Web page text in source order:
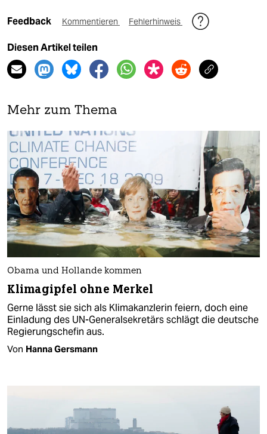
Feedback Kommentieren Fehlerhinweis
Diesen Artikel teilen
Mehr zum Thema
Obama und Hollande kommen
Klimagipfel ohne Merkel
Gerne lässt sie sich als Klimakanzlerin feiern, doch eine
Einladung des UN-Generalsekretärs schlägt die deutsche
Regierungschefin aus.
Von Hanna Gersmann